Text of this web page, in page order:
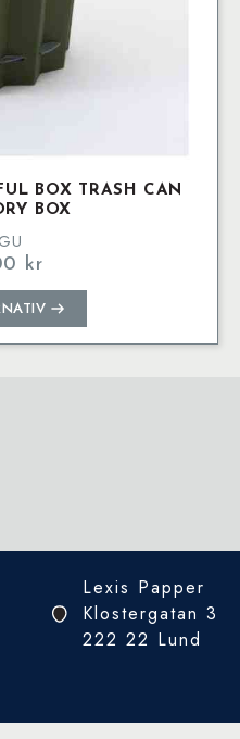
BOX TRASH CAN
BOX
kr
Lexis Papper
Klostergatan 3
222 22 Lund